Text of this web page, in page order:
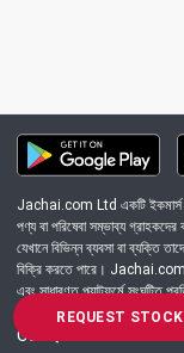
REQUEST STOCK
Jachai.com Ltd একটি ইকমার্স
পণ্য বা পরিষেবা সম্ভাব্য
যেখানে বিভিন্ন ব্যবসা বা ব্যক্তি
বিক্রি করতে পারে। Jachai.com
এবং সাধারণত প্ল্যাটফর্মে সংঘটিত
Got Question? Call